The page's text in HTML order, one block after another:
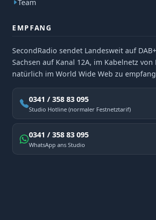
Team
EMPFANG
SecondRadio sendet Landesweit auf
Sachsen auf Kanal 12A, im Kabelnetz
natürlich im World Wide Web zu
0341 / 358 83 095
Studio Hotline (normaler Festnetztarif)
0341 / 358 83 095
WhatsApp ans Studio